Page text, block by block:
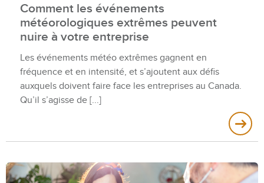
Comment les événements
météorologiques extrêmes peuvent
nuire à votre entreprise
Les événements météo extrêmes gagnent en
fréquence et en intensité, et s’ajoutent aux défis
auxquels doivent faire face les entreprises au Canada.
Qu’il s’agisse de